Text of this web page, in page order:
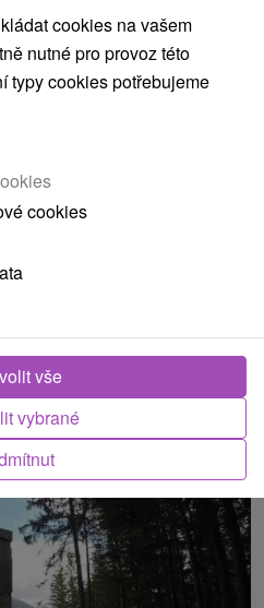
Severné Slovensko, Žilinský
dolina
doporučit novou atrakci
cookies na vašem
nutné pro provoz této
typy cookies potřebujeme
cookies
vybrané
vše